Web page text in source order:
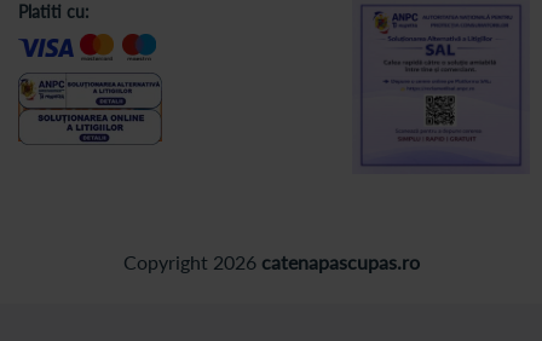
Copyright 2026 catenapascupas.ro
Platiti cu: